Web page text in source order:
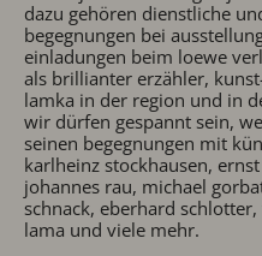
dazu gehören dienstliche
begegnungen bei
einladungen beim loewe
als brillianter erzähler,
lamka in der region und in
wir dürfen gespannt sein,
seinen begegnungen mit
karlheinz stockhausen,
johannes rau, michael
schnack, eberhard
lama und viele mehr.